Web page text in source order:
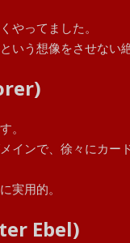
やってました。
いう想像をさせない
。
インで、徐々にカー
実用的。
Ebel)